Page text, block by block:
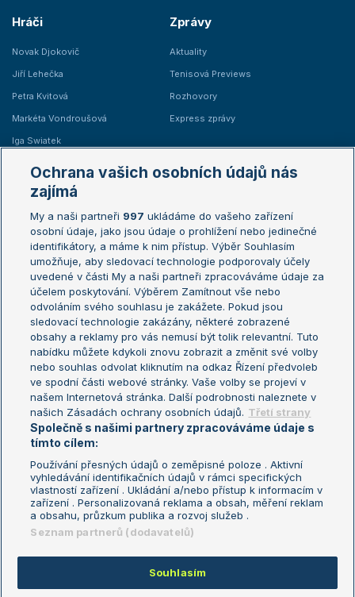
Hráči
Novak Djokovič
Jiří Lehečka
Petra Kvitová
Markéta Vondroušová
Iga Swiatek
Zprávy
Aktuality
Tenisová Previews
Rozhovory
Express zprávy
Žebříčky
Žebříček ATP (muži)
Žebříček WTA (ženy)
Sázkařský žebříček
Australian Open
French Open
Wimbledon
US Open
Turnaj mistrů
Turnaj mistryň
Aktualní trendy
Fotbalové přestupy
Livesport Daily
LS Prague Open
Podmínky užití
Nastavení soukromí
GDPR a žurnalistika
Reklama
Kontakt
Informace o zpracování osobních
údajů
Copyright © 2008-2026 TenisPortal.cz. Využíváme zpravodajství ČTK.
Ochrana vašich osobních údajů nás
zajímá
My a naši partneři 997 ukládáme do vašeho zařízení
osobní údaje, jako jsou údaje o prohlížení nebo jedinečné
identifikátory, a máme k nim přístup. Výběr Souhlasím
umožňuje, aby sledovací technologie podporovaly účely
uvedené v části My a naši partneři zpracováváme údaje za
účelem poskytování. Výběrem Zamítnout vše nebo
odvoláním svého souhlasu je zakážete. Pokud jsou
sledovací technologie zakázány, některé zobrazené
obsahy a reklamy pro vás nemusí být tolik relevantní. Tuto
nabídku můžete kdykoli znovu zobrazit a změnit své volby
nebo souhlas odvolat kliknutím na odkaz Řízení předvoleb
ve spodní části webové stránky. Vaše volby se projeví v
našem Internetová stránka. Další podrobnosti naleznete v
našich Zásadách ochrany osobních údajů. Třetí strany
Společně s našimi partnery zpracováváme údaje s
tímto cílem:
Používání přesných údajů o zeměpisné poloze . Aktivní
vyhledávání identifikačních údajů v rámci specifických
vlastností zařízení . Ukládání a/nebo přístup k informacím v
zařízení . Personalizovaná reklama a obsah, měření reklam
a obsahu, průzkum publika a rozvoj služeb .
Seznam partnerů (dodavatelů)
Souhlasím